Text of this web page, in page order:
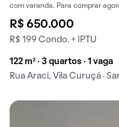
com varanda. Para comprar
R$ 650.000
R$ 199 Condo. + IPTU
122 m² · 3 quartos · 1 vaga
Rua Araci, Vila Curuçá ·